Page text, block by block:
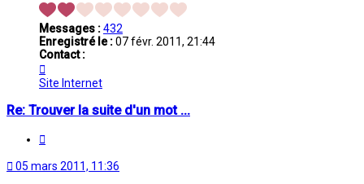
Messages :432
Enregistré le :07 févr. 2011, 21:44
Contact :
sweet-
heart
Site Internet
Re: Trouver la suite d'un mot ...
05 mars 2011, 11:36